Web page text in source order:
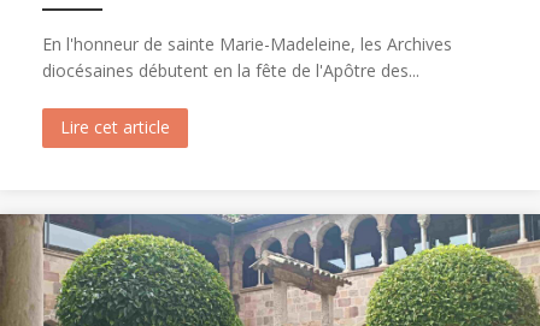
En l'honneur de sainte Marie-Madeleine, les Archives
diocésaines débutent en la fête de l'Apôtre des...
Lire cet article